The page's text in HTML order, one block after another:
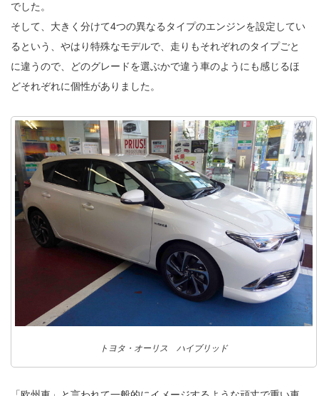
でした。
そして、大きく分けて4つの異なるタイプのエンジンを設定してい
るという、やはり特殊なモデルで、走りもそれぞれのタイプごと
に違うので、どのグレードを選ぶかで違う車のようにも感じるほ
どそれぞれに個性がありました。
トヨタ・オーリス ハイブリッド